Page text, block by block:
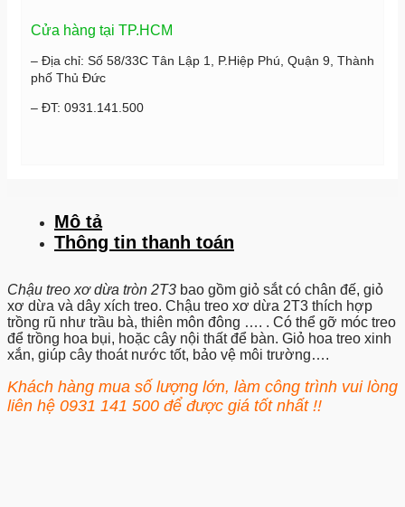
Cửa hàng tại TP.HCM
– Địa chỉ: Số 58/33C Tân Lập 1, P.Hiệp Phú, Quận 9, Thành
phố Thủ Đức
– ĐT: 0931.141.500
Mô tả
Thông tin thanh toán
Chậu treo xơ dừa tròn 2T3 bao gồm giỏ sắt có chân đế, giỏ
xơ dừa và dây xích treo. Chậu treo xơ dừa 2T3 thích hợp
trồng rũ như trầu bà, thiên môn đông …. . Có thể gỡ móc treo
để trồng hoa bụi, hoặc cây nội thất để bàn. Giỏ hoa treo xinh
xắn, giúp cây thoát nước tốt, bảo vệ môi trường….
Khách hàng mua số lượng lớn, làm công trình vui lòng
liên hệ 0931 141 500 để được giá tốt nhất !!